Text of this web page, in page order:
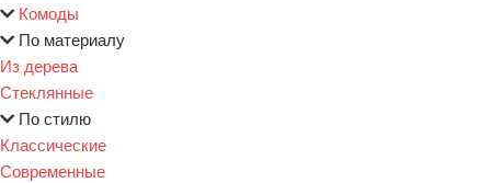
Комоды
По материалу
Из дерева
Стеклянные
По стилю
Классические
Современные